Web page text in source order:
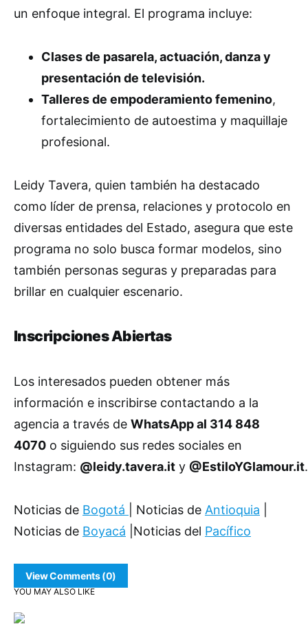
un enfoque integral. El programa incluye:
Clases de pasarela, actuación, danza y
presentación de televisión.
Talleres de empoderamiento femenino,
fortalecimiento de autoestima y maquillaje
profesional.
Leidy Tavera, quien también ha destacado
como líder de prensa, relaciones y protocolo en
diversas entidades del Estado, asegura que este
programa no solo busca formar modelos, sino
también personas seguras y preparadas para
brillar en cualquier escenario.
Inscripciones Abiertas
Los interesados pueden obtener más
información e inscribirse contactando a la
agencia a través de WhatsApp al 314 848
4070 o siguiendo sus redes sociales en
Instagram: @leidy.tavera.it y @EstiloYGlamour.it.
Noticias de Bogotá | Noticias de Antioquia
Noticias de Boyacá |Noticias del Pacífico
View Comments (0)
YOU MAY ALSO LIKE